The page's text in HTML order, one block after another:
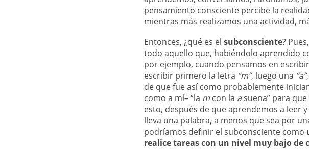
pensamiento consciente percibe la
mientras más realizamos una actividad,
Entonces, ¿qué es el subconsciente?
todo aquello que, habiéndolo aprendido
por ejemplo, cuando pensamos en
escribir primero la letra “m”, luego una “a”
de que fue así como probablemente
como a mí– “la m con la asuena” para que
esto, después de que aprendemos a leer
lleva una palabra, a menos que sea por
podríamos definir el subconsciente como
realice tareas con un nivel muy bajo de